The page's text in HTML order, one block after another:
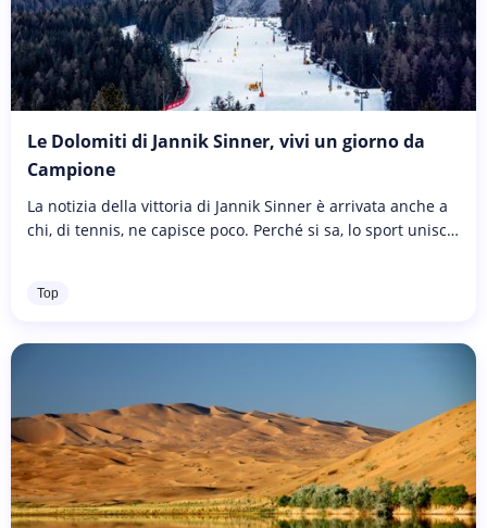
Le Dolomiti di Jannik Sinner, vivi un giorno da
Campione
La notizia della vittoria di Jannik Sinner è arrivata anche a
chi, di tennis, ne capisce poco. Perché si sa, lo sport unisce
Top